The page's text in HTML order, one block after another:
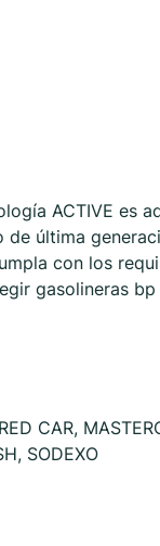
ACTIVE es
última
con los
gasolineras
CAR,
SODEXO